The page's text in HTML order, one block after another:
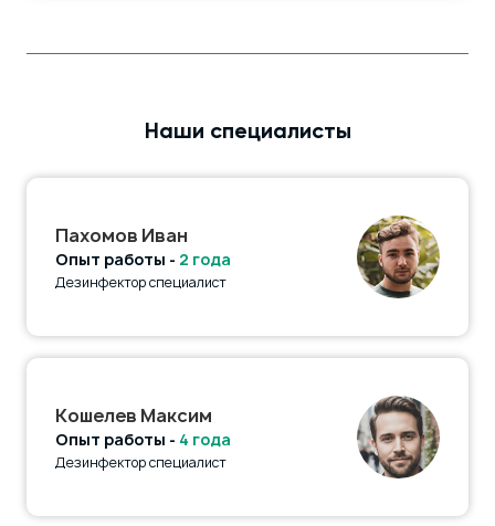
Наши специалисты
Пахомов Иван
Опыт работы - 2 года
Дезинфектор специалист
Кошелев Максим
Опыт работы - 4 года
Дезинфектор специалист